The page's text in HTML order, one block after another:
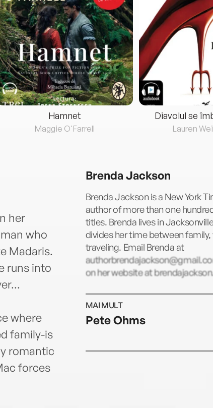
Hamnet
Maggie O'Farrell
Diavolul se
Lauren
her
who
Madaris.
runs into
where
family-is
romantic
forces
Brenda Jackson
Brenda Jackson is a New York
author of more than one
titles. Brenda lives in
divides her time between
traveling. Email Brenda at
on her website at
MAI MULT
Pete Ohms